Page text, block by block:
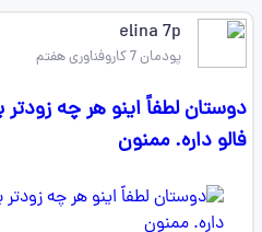
elina 7p
پودمان 7 کاروفناوری هفتم
دوستان لطفاً اینو هر چه
فالو داره. ممنون